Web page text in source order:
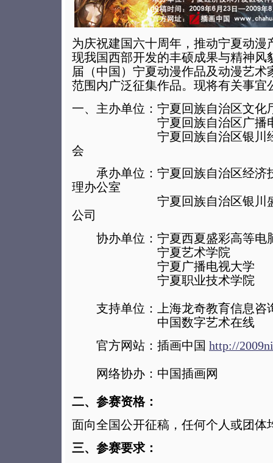
为庆祝建国六十周年，推动宁夏动漫
现我国西部开发的丰硕成果与精神风
届（中国）宁夏动漫作品及动漫艺术
范围内广泛征集作品。现将有关事宜
一、主办单位 ：宁夏回族自治区文化
宁夏回族自治区广播电
宁夏回族自治区银川经济
会
承办单位：宁夏回族自治区经济
理办公室
宁夏回族自治区银川盛天
公司
协办单位：宁夏西夏盛彩高等电
宁夏艺术学院
宁夏广播电视大学
宁夏职业技术学院
支持单位：上海龙奇教育信息咨
中国数字艺术在线
官方网站：插画中国 http://
网络协办：中国插画网
二、参赛资格：
面向全国公开征稿，任何个人或团体
三、参赛要求：